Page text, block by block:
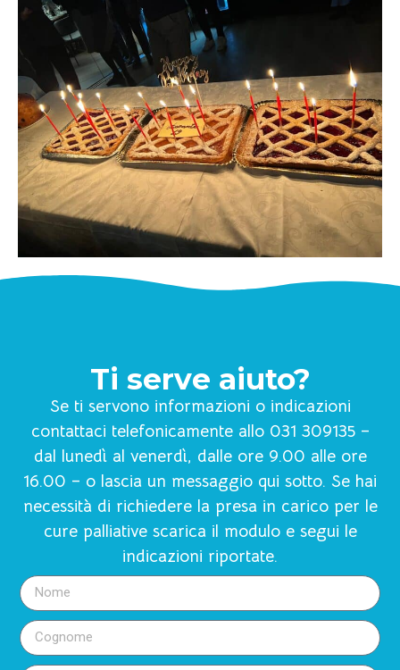
Ti serve aiuto?
Se ti servono informazioni o indicazioni
contattaci telefonicamente allo 031 309135 –
dal lunedì al venerdì, dalle ore 9.00 alle ore
16.00 – o lascia un messaggio qui sotto. Se hai
necessità di richiedere la presa in carico per le
cure palliative scarica il modulo e segui le
indicazioni riportate.